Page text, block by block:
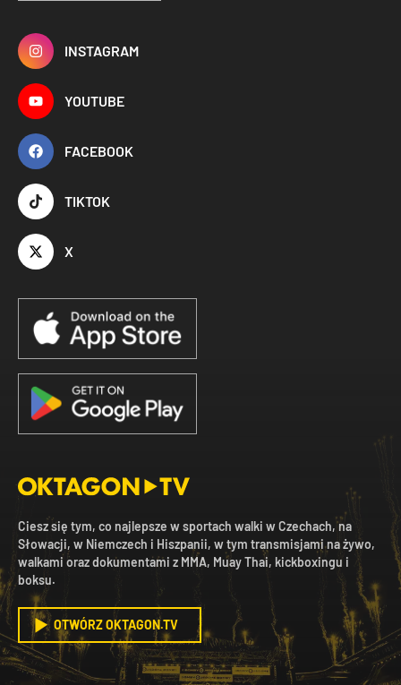
INSTAGRAM
YOUTUBE
FACEBOOK
TIKTOK
X
Ciesz się tym, co najlepsze w sportach walki w Czechach, na
Słowacji, w Niemczech i Hiszpanii, w tym transmisjami na żywo,
walkami oraz dokumentami z MMA, Muay Thai, kickboxingu i
boksu.
OTWÓRZ OKTAGON.TV